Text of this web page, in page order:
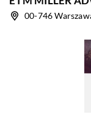
00-746